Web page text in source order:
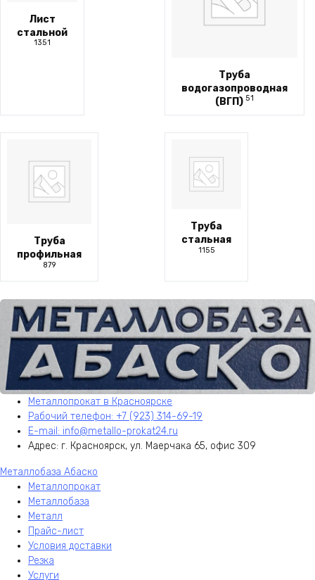
Лист
стальной
1351
Труба
водогазопроводная
(ВГП) 51
Труба
профильная
879
Труба
стальная
1155
Металлопрокат в Красноярске
Рабочий телефон: +7 (923) 314-69-19
E-mail: info@metallo-prokat24.ru
Адрес: г. Красноярск, ул. Маерчака 65, офис 309
Металлобаза Абаско
Металлопрокат
Металлобаза
Металл
Прайс-лист
Условия доставки
Резка
Услуги